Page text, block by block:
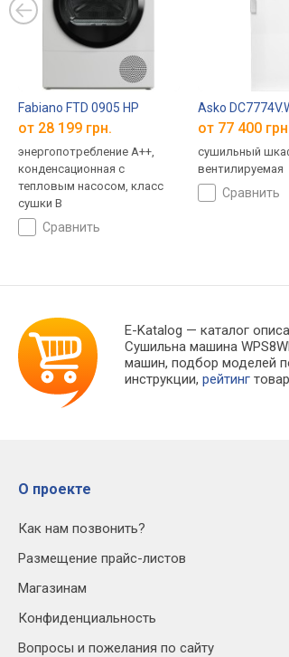
Fabiano FTD 0905 HP
от 28 199 грн.
энергопотребление A++,
конденсационная с
тепловым насосом, класс
сушки B
сравнить
Asko
от 77 400
сушильный
вентилируемая
сравнить
E-Katalog — каталог
Сушильна машина
машин, подбор моделей
инструкции,рейтинг
О проекте
Как нам позвонить?
Размещение прайс-листов
Магазинам
Конфиденциальность
Вопросы и пожелания по сайту